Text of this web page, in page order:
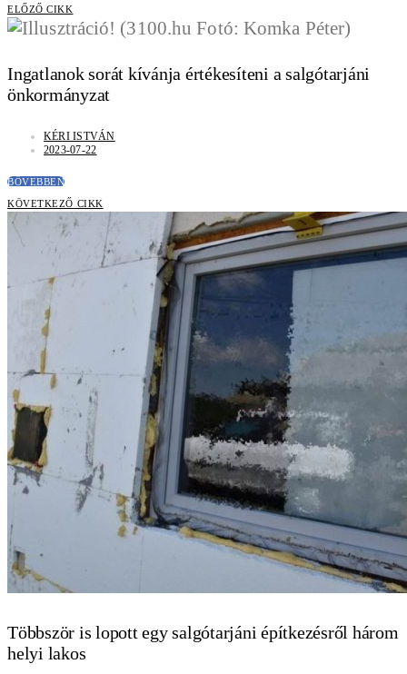
ELŐZŐ CIKK
Ingatlanok sorát kívánja értékesíteni a salgótarjáni
önkormányzat
KÉRI ISTVÁN
2023-07-22
BŐVEBBEN
KÖVETKEZŐ CIKK
Többször is lopott egy salgótarjáni építkezésről három
helyi lakos